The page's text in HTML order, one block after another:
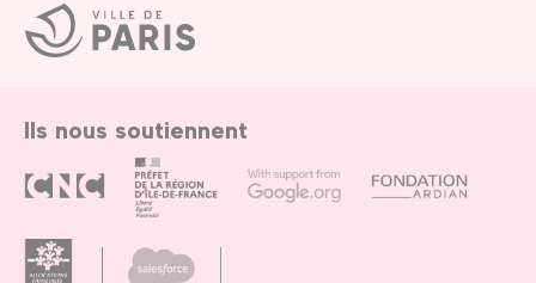
Ville
de
Paris
Ils nous soutiennent